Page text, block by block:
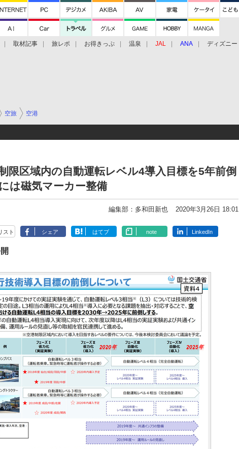
取材記事 旅レポ お得きっぷ 温泉 JAL ANA ディズニー
空旅 空港
限区域内の自動運転レベル4導入目標を5年前倒
は磁気マーカー整備
編集部：多和田新也 2020年3月26日 18:01
スト シェア はてブ note LinkedIn